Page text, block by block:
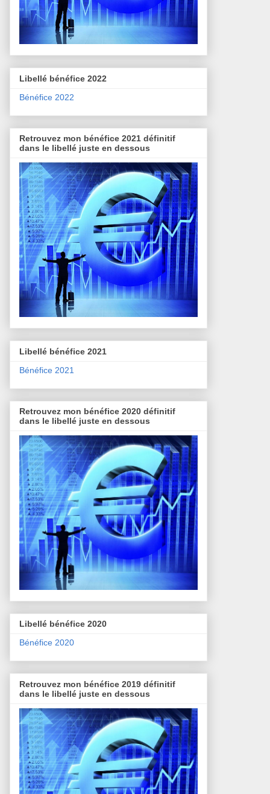
Libellé bénéfice 2022
Bénéfice 2022
Retrouvez mon bénéfice 2021 définitif
dans le libellé juste en dessous
Libellé bénéfice 2021
Bénéfice 2021
Retrouvez mon bénéfice 2020 définitif
dans le libellé juste en dessous
Libellé bénéfice 2020
Bénéfice 2020
Retrouvez mon bénéfice 2019 définitif
dans le libellé juste en dessous